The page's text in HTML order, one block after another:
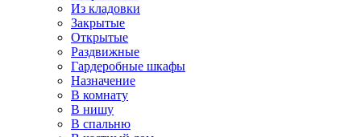
Из кладовки
Закрытые
Открытые
Раздвижные
Гардеробные шкафы
Назначение
В комнату
В нишу
В спальню